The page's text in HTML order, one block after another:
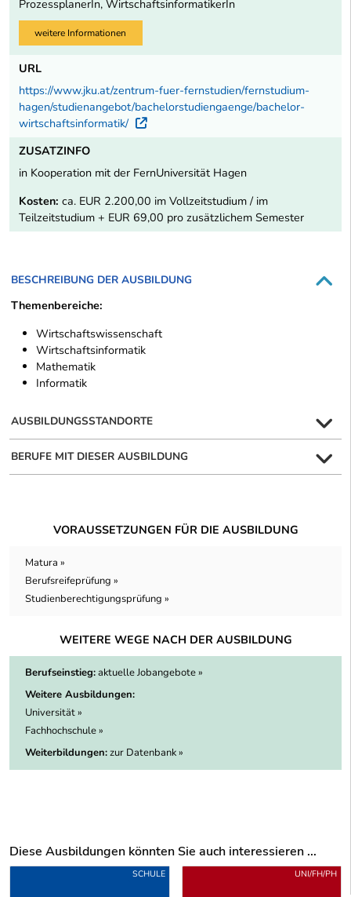
ProzessplanerIn, WirtschaftsinformatikerIn
weitere Informationen
URL
https://www.jku.at/zentrum-fuer-fernstudien/fernstudium-
hagen/studienangebot/bachelorstudiengaenge/bachelor-
wirtschaftsinformatik/
Externer Link
ZUSATZINFO
in Kooperation mit der FernUniversität Hagen
Kosten: ca. EUR 2.200,00 im Vollzeitstudium / im
Teilzeitstudium + EUR 69,00 pro zusätzlichem Semester
BESCHREIBUNG DER AUSBILDUNG
Themenbereiche:
Wirtschaftswissenschaft
Wirtschaftsinformatik
Mathematik
Informatik
AUSBILDUNGSSTANDORTE
BERUFE MIT DIESER AUSBILDUNG
VORAUSSETZUNGEN FÜR DIE AUSBILDUNG
Matura »
Berufsreifeprüfung »
Studienberechtigungsprüfung »
WEITERE WEGE NACH DER AUSBILDUNG
Berufseinstieg:aktuelle Jobangebote »
Weitere Ausbildungen:
Universität »
Fachhochschule »
Weiterbildungen:zur Datenbank »
Diese Ausbildungen könnten Sie auch interessieren ...
Uber weitere Ausbildungsvorschläge
SCHULE UNI/FH/PH